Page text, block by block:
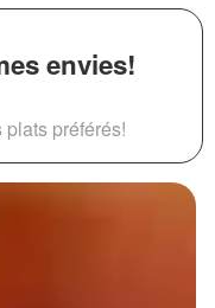
envies!
préférés!